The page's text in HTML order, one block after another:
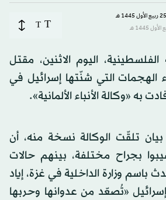
T
T
اليوم الاثنين، مقتل
الهجمات التي شنّتها إسرائيل في
به «وكالة الأنباء الألمانية».
بيان تلقّت الوكالة نسخة منه، أن
أصيبوا بجراح مختلفة، بينهم حالات
باسم وزارة الداخلية في غزة، إياد
«تُصعّد من عدوانها وحربها